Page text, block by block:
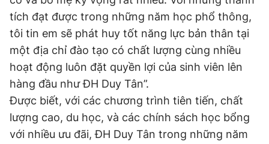
tích đạt được trong những năm học phổ thông,
tôi tin em sẽ phát huy tốt năng lực bản thân tại
một địa chỉ đào tạo có chất lượng cùng nhiều
hoạt động luôn đặt quyền lợi của sinh viên lên
hàng đầu như ĐH Duy Tân”.
Được biết, với các chương trình tiên tiến, chất
lượng cao, du học, và các chính sách học bổng
với nhiều ưu đãi, ĐH Duy Tân trong những năm